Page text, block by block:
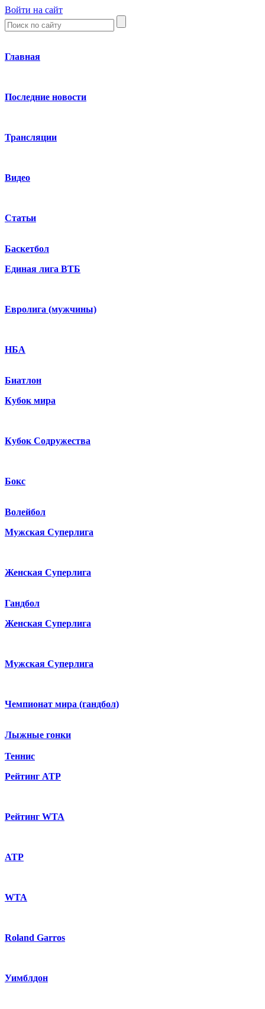
Войти на сайт
Главная
Последние новости
Трансляции
Видео
Статьи
Баскетбол
Единая лига ВТБ
Евролига (мужчины)
НБА
Биатлон
Кубок мира
Кубок Содружества
Бокс
Волейбол
Мужская Суперлига
Женская Суперлига
Гандбол
Женская Суперлига
Мужская Суперлига
Чемпионат мира (гандбол)
Лыжные гонки
Теннис
Рейтинг ATP
Рейтинг WTA
ATP
WTA
Roland Garros
Уимблдон